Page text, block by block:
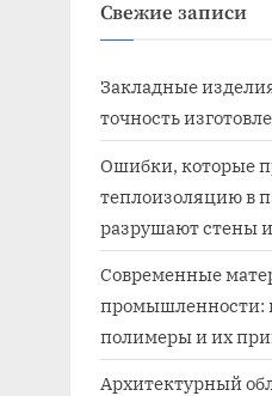
Свежие записи
Закладные
точность
Ошибки, которые
теплоизоляцию в
разрушают стены
Современные
промышленности:
полимеры и их
Архитектурный